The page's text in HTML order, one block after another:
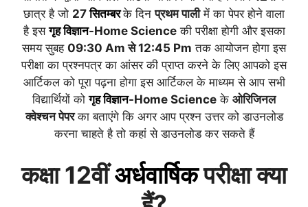
छात्र है जो 27 सितम्बर के दिनप्रथम पालीमें का पेपर होने वाला
है इसगृह विज्ञान-Home Scienceकी परीक्षा होगी और इसका
समय सुबह 09:30 Am से 12:45 Pm तक आयोजन होगा इस
परीक्षा का प्रश्नपत्र का आंसर की प्राप्त करने के लिए आपको इस
आर्टिकल को पूरा पढ़ना होगा इस आर्टिकल के माध्यम से आप सभी
विद्यार्थियों कोगृह विज्ञान-Home Science के ओरिजिनल
क्वेश्चन पेपरका बताएंगे कि अगर आप प्रश्न उत्तर को डाउनलोड
करना चाहते है तो कहां से डाउनलोड कर सकते हैं
कक्षा 12वींअर्धवार्षिकपरीक्षा क्या